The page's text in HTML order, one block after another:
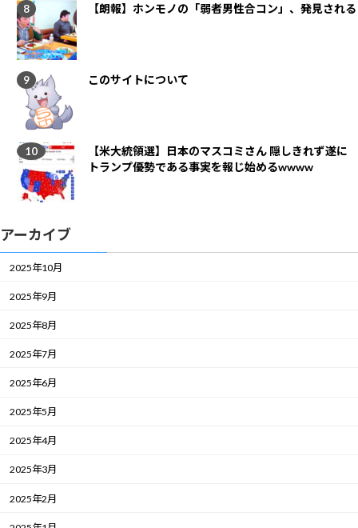
【朗報】ホンモノの「弱者男性合コン」、発見される
このサイトについて
【米大統領選】日本のマスコミさん 隠しきれず遂に
トランプ優勢である事実を報じ始めるwwww
アーカイブ
2025年10月
2025年9月
2025年8月
2025年7月
2025年6月
2025年5月
2025年4月
2025年3月
2025年2月